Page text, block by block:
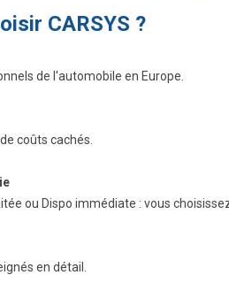
CARSYS ?
de l'automobile en Europe.
coûts cachés.
ou Dispo immédiate : vous
en détail.